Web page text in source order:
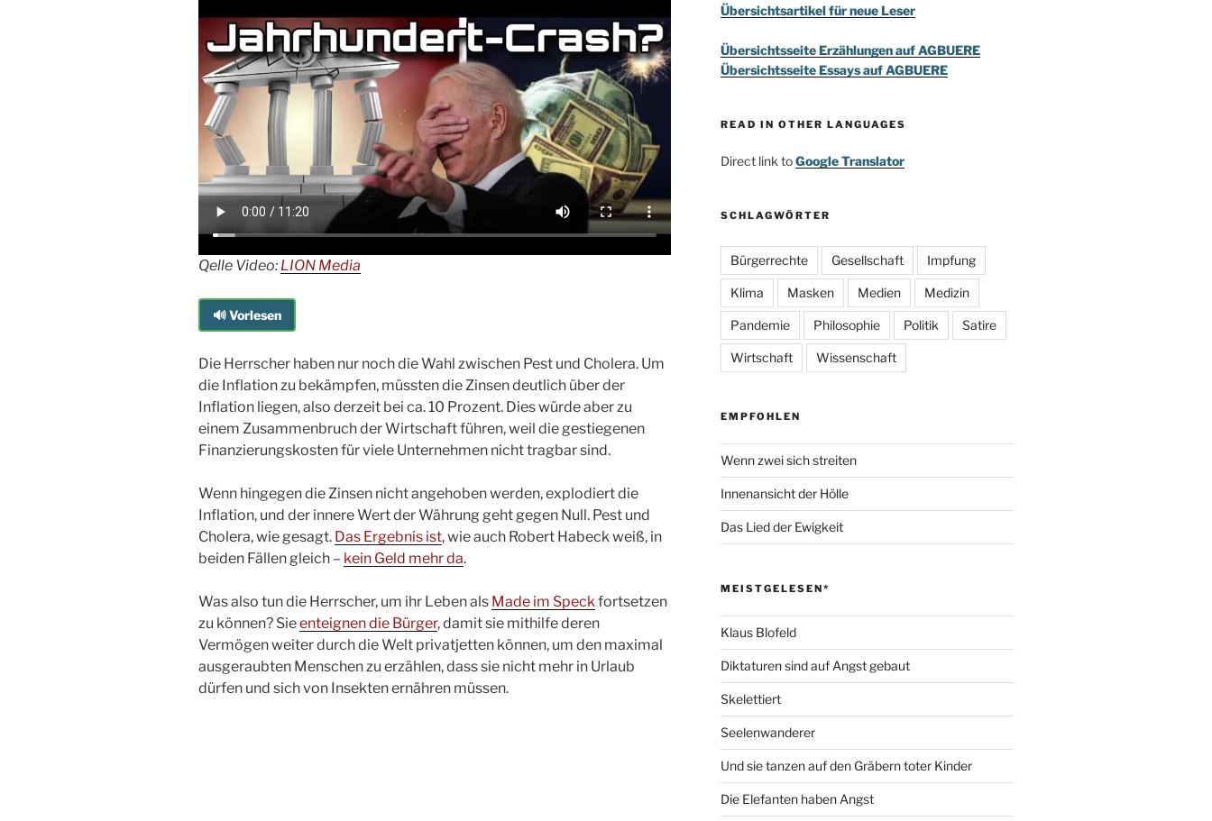
Qelle Video: LION Media
🔊 Vorlesen
Die Herrscher haben nur noch die Wahl zwischen Pest und Cholera. Um
die Inflation zu bekämpfen, müssten die Zinsen deutlich über der
Inflation liegen, also derzeit bei ca. 10 Prozent. Dies würde aber zu
einem Zusammenbruch der Wirtschaft führen, weil die gestiegenen
Finanzierungskosten für viele Unternehmen nicht tragbar sind.
Wenn hingegen die Zinsen nicht angehoben werden, explodiert die
Inflation, und der innere Wert der Währung geht gegen Null. Pest und
Cholera, wie gesagt. Das Ergebnis ist, wie auch Robert Habeck weiß, in
beiden Fällen gleich – kein Geld mehr da.
Was also tun die Herrscher, um ihr Leben als Made im Speck fortsetzen
zu können? Sieenteignen die Bürger, damit sie mithilfe deren
Vermögen weiter durch die Welt privatjetten können, um den maximal
ausgeraubten Menschen zu erzählen, dass sie nicht mehr in Urlaub
dürfen und sich von Insekten ernähren müssen.
Übersichtsartikel für neue Leser
Übersichtsseite Erzählungen auf AGBUERE
Übersichtsseite Essays auf AGBUERE
READ IN OTHER LANGUAGES
Direct link toGoogle Translator
SCHLAGWÖRTER
Bürgerrechte Gesellschaft Impfung
Klima Masken Medien Medizin
Pandemie Philosophie Politik Satire
Wirtschaft Wissenschaft
EMPFOHLEN
Wenn zwei sich streiten
Innenansicht der Hölle
Das Lied der Ewigkeit
MEISTGELESEN*
Klaus Blofeld
Diktaturen sind auf Angst gebaut
Skelettiert
Seelenwanderer
Und sie tanzen auf den Gräbern toter Kinder
Die Elefanten haben Angst